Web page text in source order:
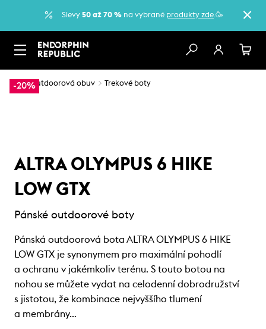
Slevy 50 až 70 % na vybrané produkty zde.🥳
-20%
… Outdoorová obuv Trekové boty
ALTRA OLYMPUS 6 HIKE
LOW GTX
Pánské outdoorové boty
Pánská outdoorová bota ALTRA OLYMPUS 6 HIKE
LOW GTX je synonymem pro maximální pohodlí
a ochranu v jakémkoliv terénu. S touto botou na
nohou se můžete vydat na celodenní dobrodružství
s jistotou, že kombinace nejvyššího tlumení
a membrány…